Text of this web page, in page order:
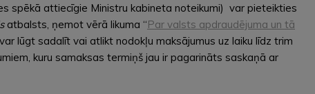
spēkā attiecīgie Ministru kabineta noteikumi) var pieteikties
atbalsts, ņemot vērā likuma “Par valsts apdraudējuma un tā
lūgt sadalīt vai atlikt nodokļu maksājumus uz laiku līdz trim
kuru samaksas termiņš jau ir pagarināts saskaņā ar